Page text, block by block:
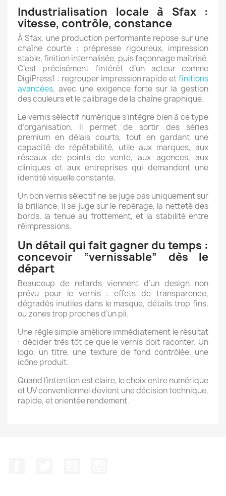
Industrialisation locale à Sfax :
vitesse, contrôle, constance
À Sfax, une production performante repose sur une
chaîne courte : prépresse rigoureux, impression
stable, finition internalisée, puis façonnage maîtrisé.
C’est précisément l’intérêt d’un acteur comme
DigiPress1 : regrouper impression rapide etfinitions
avancées, avec une exigence forte sur la gestion
des couleurs et le calibrage de la chaîne graphique.
Le vernis sélectif numérique s’intègre bien à ce type
d’organisation. Il permet de sortir des séries
premium en délais courts, tout en gardant une
capacité de répétabilité, utile aux marques, aux
réseaux de points de vente, aux agences, aux
cliniques et aux entreprises qui demandent une
identité visuelle constante.
Un bon vernis sélectif ne se juge pas uniquement sur
la brillance. Il se juge sur le repérage, la netteté des
bords, la tenue au frottement, et la stabilité entre
réimpressions.
Un détail qui fait gagner du temps :
concevoir “vernissable” dès le
départ
Beaucoup de retards viennent d’un design non
prévu pour le vernis : effets de transparence,
dégradés inutiles dans le masque, détails trop fins,
ou zones trop proches d’un pli.
Une règle simple améliore immédiatement le résultat
: décider très tôt ce que le vernis doit raconter. Un
logo, un titre, une texture de fond contrôlée, une
icône produit.
Quand l’intention est claire, le choix entre numérique
et UV conventionnel devient une décision technique,
rapide, et orientée rendement.